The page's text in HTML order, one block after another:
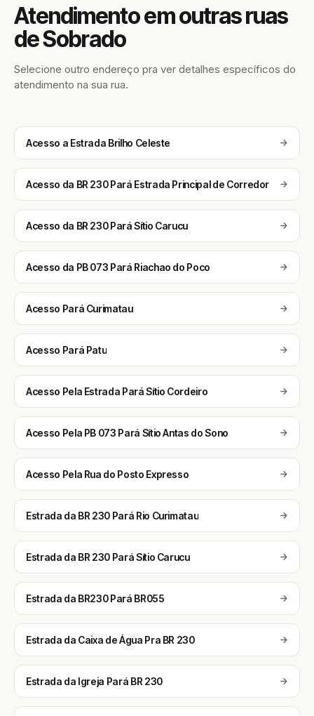
Atendimento em outras ruas
de Sobrado
Selecione outro endereço pra ver detalhes específicos do
atendimento na sua rua.
Acesso a Estrada Brilho Celeste
Acesso da BR 230 Pará Estrada Principal de Corredor
Acesso da BR 230 Pará Sítio Carucu
Acesso da PB 073 Pará Riachao do Poco
Acesso Pará Curimatau
Acesso Pará Patu
Acesso Pela Estrada Pará Sítio Cordeiro
Acesso Pela PB 073 Pará Sítio Antas do Sono
Acesso Pela Rua do Posto Expresso
Estrada da BR 230 Pará Rio Curimatau
Estrada da BR 230 Pará Sítio Carucu
Estrada da BR230 Pará BR055
Estrada da Caixa de Água Pra BR 230
Estrada da Igreja Pará BR 230